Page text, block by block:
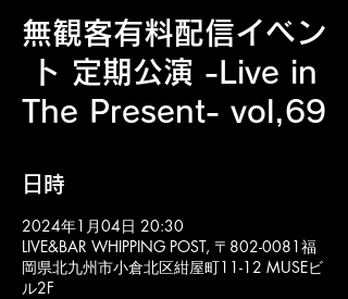
無観客有料配信イベン
ト 定期公演 -Live in
The Present- vol,69
日時
2024年1月04日 20:30
LIVE&BAR WHIPPING POST, 〒802-0081福
岡県北九州市小倉北区紺屋町11-12 MUSEビ
ル2F